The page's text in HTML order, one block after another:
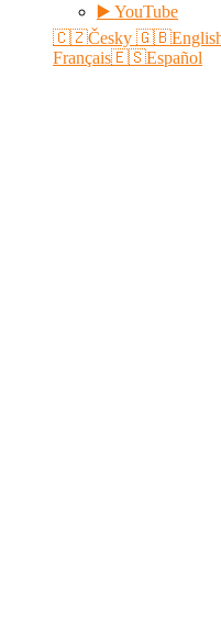
▶️ YouTube
🇨🇿Česky
Français🇪🇸Español